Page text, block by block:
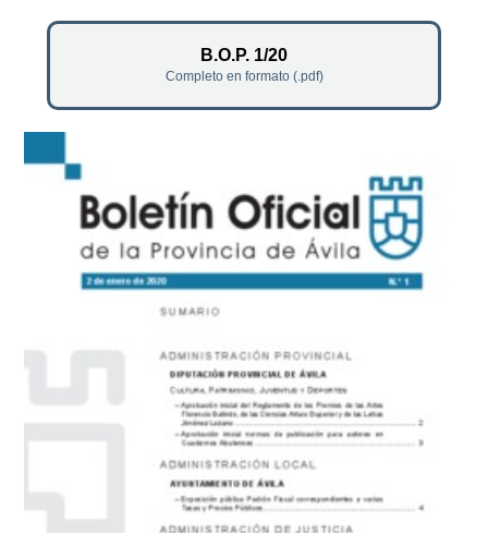
B.O.P. 1/20
Completo en formato (.pdf)